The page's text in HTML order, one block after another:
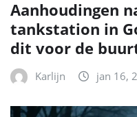
Aanhoudingen
tankstation in
dit voor de
Karlijn jan 16,